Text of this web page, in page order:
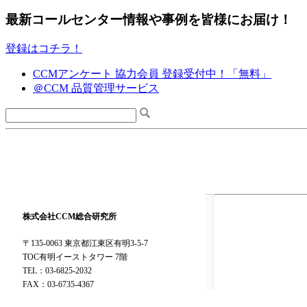
最新コールセンター情報や事例を皆様にお届け！
登録はコチラ！
CCMアンケート 協力会員 登録受付中！「無料」
＠CCM 品質管理サービス
株式会社CCM総合研究所
〒135-0063 東京都江東区有明3-5-7
TOC有明イーストタワー 7階
TEL：03-6825-2032
FAX：03-6735-4367